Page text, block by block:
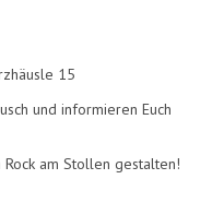
15
und informieren Euch
am Stollen gestalten!